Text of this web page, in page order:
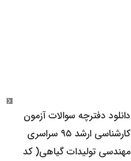
دانلود دفترچه سوالات آزمون
کارشناسی ارشد ۹۵ سراسری
مهندسی تولیدات گیاهی( کد